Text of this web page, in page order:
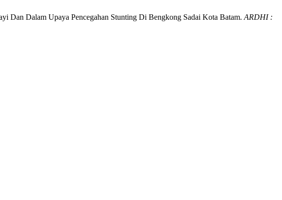
Dan Dalam Upaya Pencegahan Stunting Di Bengkong Sadai Kota Batam. ARDHI :